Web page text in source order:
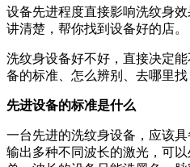
设备先进程度直接影响洗纹身
讲清楚，帮你找到设备好的店。
洗纹身设备好不好，直接决定
备的标准、怎么辨别、去哪里找
先进设备的标准是什么
一台先进的洗纹身设备，应该
输出多种不同波长的激光，可